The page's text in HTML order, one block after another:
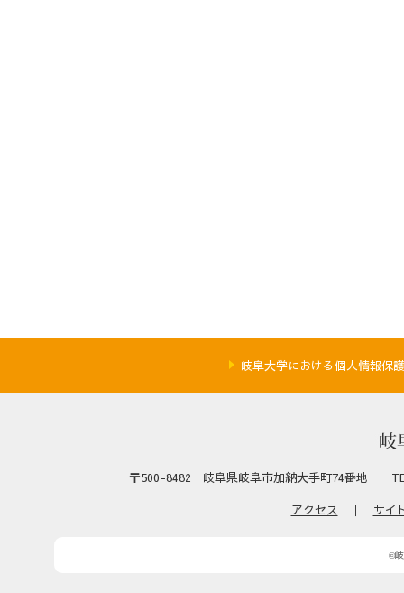
岐阜大学における個人情報保
〒500-8482 岐阜県岐阜市加納大手町74番地
アクセス ｜ サイ
©